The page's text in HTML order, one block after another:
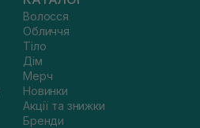
Волосся
Обличчя
Тіло
Дім
Мерч
Новинки
Акції та знижки
Бренди